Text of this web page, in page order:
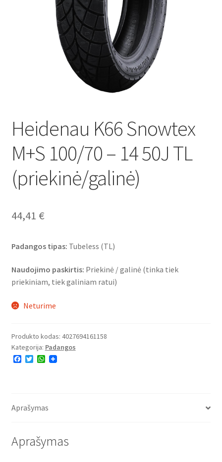
Heidenau K66 Snowtex
M+S 100/70 – 14 50J TL
(priekinė/galinė)
44,41 €
Padangos tipas: Tubeless (TL)
Naudojimo paskirtis: Priekinė / galinė (tinka tiek
priekiniam, tiek galiniam ratui)
Neturime
Produkto kodas: 4027694161158
Kategorija: Padangos
F
o
T
r
W
p
Aprašymas
Aprašymas